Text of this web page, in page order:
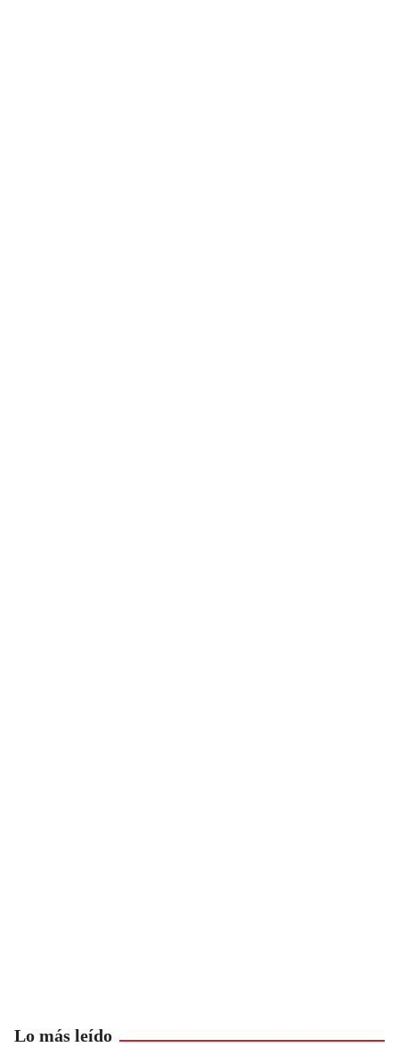
Lo más leído